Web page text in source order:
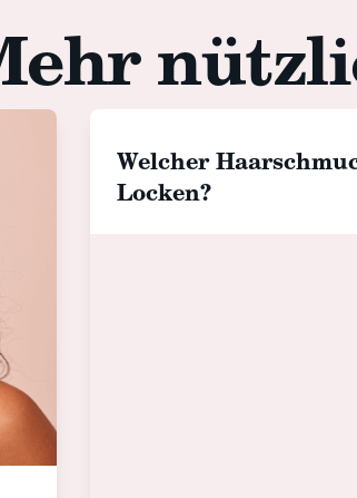
Welcher
Locken?